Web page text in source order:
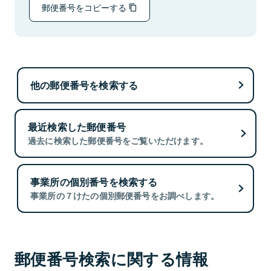
郵便番号をコピーする
他の郵便番号を検索する
最近検索した郵便番号
過去に検索した郵便番号をご覧いただけます。
事業所の個別番号を検索する
事業所の７けたの個別郵便番号をお調べします。
郵便番号検索に関する情報